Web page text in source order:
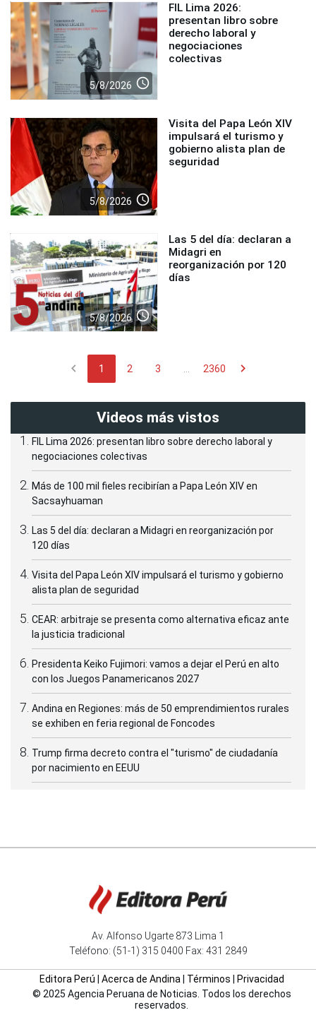
5/8/2026 access_time
FIL Lima 2026:
presentan libro sobre
derecho laboral y
negociaciones
colectivas
5/8/2026 access_time
Visita del Papa León XIV
impulsará el turismo y
gobierno alista plan de
seguridad
5/8/2026 access_time
Las 5 del día: declaran a
Midagri en
reorganización por 120
días
chevron_left 1 2 3 ... 2360 chevron_right
Videos más vistos
FIL Lima 2026: presentan libro sobre derecho laboral y
negociaciones colectivas
Más de 100 mil fieles recibirían a Papa León XIV en
Sacsayhuaman
Las 5 del día: declaran a Midagri en reorganización por
120 días
Visita del Papa León XIV impulsará el turismo y gobierno
alista plan de seguridad
CEAR: arbitraje se presenta como alternativa eficaz ante
la justicia tradicional
Presidenta Keiko Fujimori: vamos a dejar el Perú en alto
con los Juegos Panamericanos 2027
Andina en Regiones: más de 50 emprendimientos rurales
se exhiben en feria regional de Foncodes
Trump firma decreto contra el "turismo" de ciudadanía
por nacimiento en EEUU
Av. Alfonso Ugarte 873 Lima 1
Teléfono: (51-1) 315 0400 Fax: 431 2849
Editora Perú Acerca de Andina| Términos
Privacidad
© 2025 Agencia Peruana de Noticias. Todos los derechos
reservados.